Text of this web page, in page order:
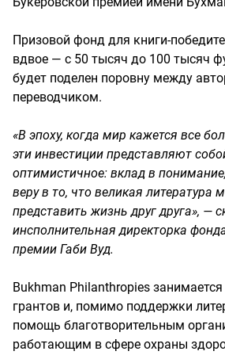
Призовой фонд для книги-
вдвое — с 50 тысяч до 100 тысяч
будет поделен поровну между
переводчиком.
«В эпоху, когда мир кажется все
эти инвестиции представляют
оптимистичное: вклад в
веру в то, что великая
представить жизнь друг друга», —
инсполнительная директорка
премии Габи Вуд.
Bukhman Philanthropies
грантов и, помимо поддержки
помощь благотворительным
работающим в сфере охраны